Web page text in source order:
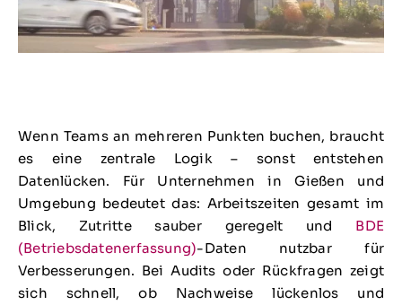
Wenn Teams an mehreren Punkten buchen, braucht
es eine zentrale Logik – sonst entstehen
Datenlücken. Für Unternehmen in Gießen und
Umgebung bedeutet das: Arbeitszeiten gesamt im
Blick, Zutritte sauber geregelt und BDE
(Betriebsdatenerfassung)-Daten nutzbar für
Verbesserungen. Bei Audits oder Rückfragen zeigt
sich schnell, ob Nachweise lückenlos und